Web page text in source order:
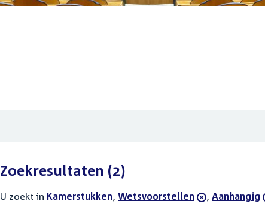
Zoekresultaten (2)
U zoekt in actieve
Kamerstukken, verwijder
Wetsvoorstellen , verwijder
Aanhangig